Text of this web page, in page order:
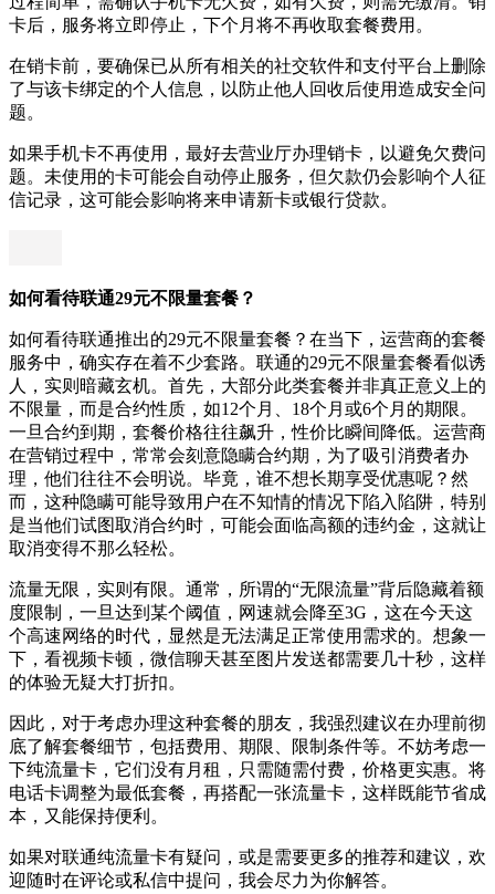
卡后，服务将立即停止，下个月将不再收取套餐费用。
在销卡前，要确保已从所有相关的社交软件和支付平台上删除
了与该卡绑定的个人信息，以防止他人回收后使用造成安全问
题。
如果手机卡不再使用，最好去营业厅办理销卡，以避免欠费问
题。未使用的卡可能会自动停止服务，但欠款仍会影响个人征
信记录，这可能会影响将来申请新卡或银行贷款。
如何看待联通29元不限量套餐？
如何看待联通推出的29元不限量套餐？在当下，运营商的套餐
服务中，确实存在着不少套路。联通的29元不限量套餐看似诱
人，实则暗藏玄机。首先，大部分此类套餐并非真正意义上的
不限量，而是合约性质，如12个月、18个月或6个月的期限。
一旦合约到期，套餐价格往往飙升，性价比瞬间降低。运营商
在营销过程中，常常会刻意隐瞒合约期，为了吸引消费者办
理，他们往往不会明说。毕竟，谁不想长期享受优惠呢？然
而，这种隐瞒可能导致用户在不知情的情况下陷入陷阱，特别
是当他们试图取消合约时，可能会面临高额的违约金，这就让
取消变得不那么轻松。
流量无限，实则有限。通常，所谓的“无限流量”背后隐藏着额
度限制，一旦达到某个阈值，网速就会降至3G，这在今天这
个高速网络的时代，显然是无法满足正常使用需求的。想象一
下，看视频卡顿，微信聊天甚至图片发送都需要几十秒，这样
的体验无疑大打折扣。
因此，对于考虑办理这种套餐的朋友，我强烈建议在办理前彻
底了解套餐细节，包括费用、期限、限制条件等。不妨考虑一
下纯流量卡，它们没有月租，只需随需付费，价格更实惠。将
电话卡调整为最低套餐，再搭配一张流量卡，这样既能节省成
本，又能保持便利。
如果对联通纯流量卡有疑问，或是需要更多的推荐和建议，欢
迎随时在评论或私信中提问，我会尽力为你解答。